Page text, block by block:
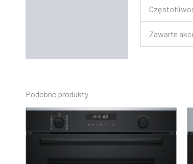
Zawarte
Podobne produkty